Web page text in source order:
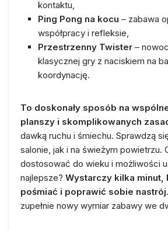
kontaktu,
Ping Pong na kocu – zabawa
współpracy i refleksie,
Przestrzenny Twister –
klasycznej gry z naciskiem na
koordynację.
To doskonały sposób na
planszy i skomplikowanych
dawką ruchu i śmiechu. Sprawdzą
salonie, jak i na świeżym powietrzu.
dostosować do wieku i możliwości
najlepsze? Wystarczy kilka minut,
pośmiać i poprawić sobie nastrój
zupełnie nowy wymiar zabawy we